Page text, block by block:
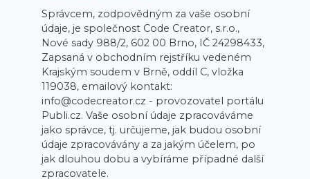
Správcem, zodpovědným za vaše osobní
údaje, je společnost Code Creator, s.r.o.,
Nové sady 988/2, 602 00 Brno, IČ 24298433,
Zapsaná v obchodním rejstříku vedeném
Krajským soudem v Brně, oddíl C, vložka
119038, emailový kontakt:
info@codecreator.cz - provozovatel portálu
Publi.cz. Vaše osobní údaje zpracováváme
jako správce, tj. určujeme, jak budou osobní
údaje zpracovávány a za jakým účelem, po
jak dlouhou dobu a vybíráme případné další
zpracovatele.